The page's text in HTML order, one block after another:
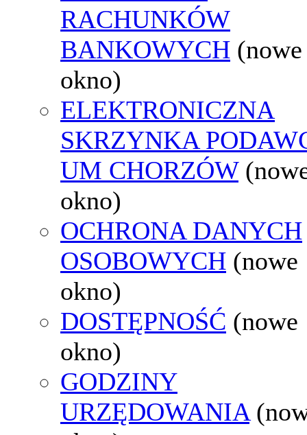
RACHUNKÓW
BANKOWYCH (nowe
okno)
ELEKTRONICZNA
SKRZYNKA
UM CHORZÓW
okno)
OCHRONA DANYCH
OSOBOWYCH (nowe
okno)
DOSTĘPNOŚĆ (nowe
okno)
GODZINY
URZĘDOWANIA